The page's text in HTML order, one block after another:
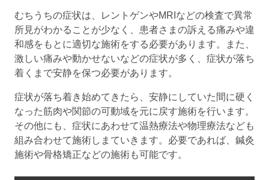
むちうちの症状は、レントゲンやMRIなどの検査で異常
所見がわかることが少なく、患者さまの訴える痛みや違
和感をもとに適切な施術をする必要があります。また、
激しい痛みや動かせないなどの症状が多く、症状が落ち
着くまで安静を保つ必要があります。
症状が落ち着き始めてきたら、安静にしていた間に硬く
なった筋肉や関節の可動域を元に戻す施術を行います。
その他にも、症状にあわせて温熱療法や物理療法なども
組み合わせて施術しまていきます。必要であれば、鍼灸
施術や骨格矯正などの施術も可能です。